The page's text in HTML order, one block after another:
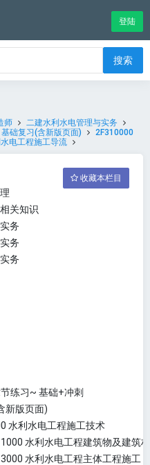
登陆
搜索
师
二建水利水电管理与实务
础复习(含新版页面)
2F310000
电工程施工导流
收藏本栏目
关知识
务
务
务
节练习~ 基础+冲刺
新版页面)
水利水电工程施工技术
水利水电工程建筑物及建筑
水利水电工程主体工程施工